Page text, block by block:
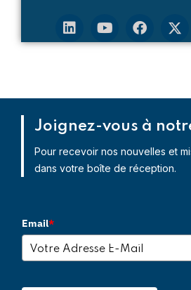
Joignez-vous à
Pour recevoir nos nouvelles et
dans votre boîte de réception.
Email*